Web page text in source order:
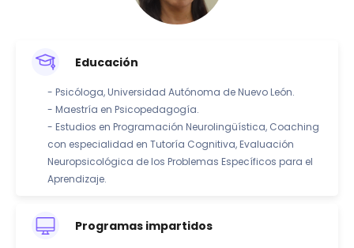
Educación
- Psicóloga, Universidad Autónoma de Nuevo León.
- Maestría en Psicopedagogía.
- Estudios en Programación Neurolingüística, Coaching
con especialidad en Tutoría Cognitiva, Evaluación
Neuropsicológica de los Problemas Específicos para el
Aprendizaje.
Programas impartidos